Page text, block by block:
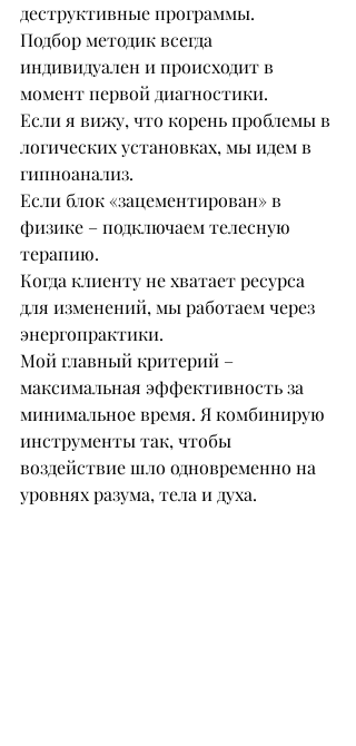
деструктивные программы.
Подбор методик всегда
индивидуален и происходит в
момент первой диагностики.
Если я вижу, что корень проблемы в
логических установках, мы идем в
гипноанализ.
Если блок «зацементирован» в
физике – подключаем телесную
терапию.
Когда клиенту не хватает ресурса
для изменений, мы работаем через
энергопрактики.
Мой главный критерий –
максимальная эффективность за
минимальное время. Я комбинирую
инструменты так, чтобы
воздействие шло одновременно на
уровнях разума, тела и духа.